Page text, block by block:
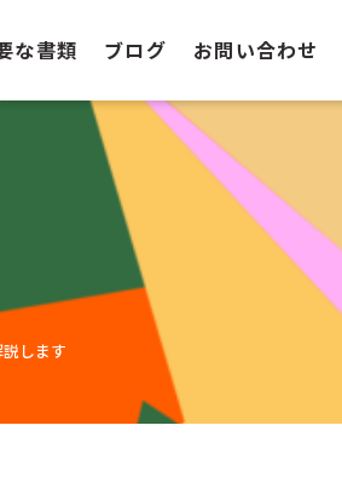
な書類 ブログ お問い合わせ
します